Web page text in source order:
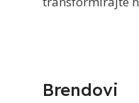
Brendovi